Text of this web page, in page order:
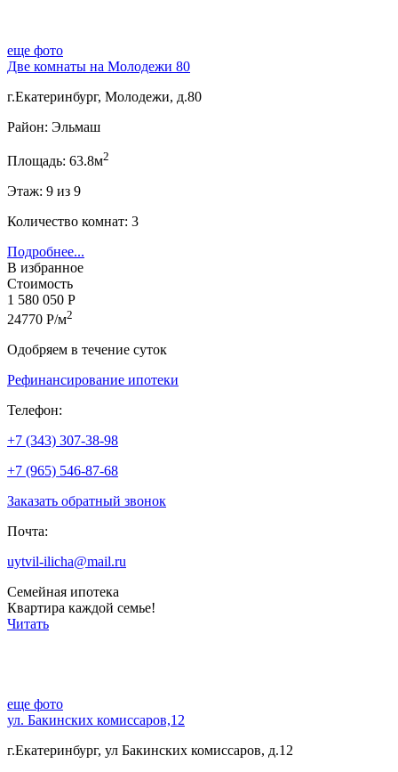
еще фото
Две комнаты на Молодежи 80
г.Екатеринбург, Молодежи, д.80
Район: Эльмаш
Площадь: 63.8м2
Этаж: 9 из 9
Количество комнат: 3
Подробнее...
В избранное
Стоимость
1 580 050 Р
24770 Р/м2
Одобряем в течение суток
Рефинансирование ипотеки
Телефон:
+7 (343) 307-38-98
+7 (965) 546-87-68
Заказать обратный звонок
Почта:
uytvil-ilicha@mail.ru
Семейная ипотека
Квартира каждой семье!
Читать
еще фото
ул. Бакинских комиссаров,12
г.Екатеринбург, ул Бакинских комиссаров, д.12